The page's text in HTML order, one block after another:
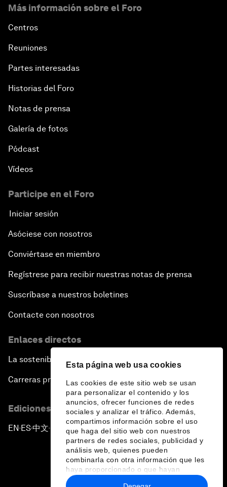
Esta página web usa cookies
Las cookies de este sitio web se usan
para personalizar el contenido y los
anuncios, ofrecer funciones de redes
sociales y analizar el tráfico. Además,
compartimos información sobre el uso
que haga del sitio web con nuestros
partners de redes sociales, publicidad y
análisis web, quienes pueden
combinarla con otra información que les
haya proporcionado o que hayan
recopilado a partir del uso que haya
Más información sobre el Foro
Centros
Reuniones
Partes interesadas
Historias del Foro
Notas de prensa
Galería de fotos
Pódcast
Vídeos
Participe en el Foro
Iniciar sesión
Asóciese con nosotros
Conviértase en miembro
Regístrese para recibir nuestras notas de prensa
Suscríbase a nuestros boletines
Contacte con nosotros
Enlaces directos
La sostenibilidad en el Foro
Carreras profesionales
Ediciones en otros idiomas
EN ▪ ES▪中文▪ 日本語